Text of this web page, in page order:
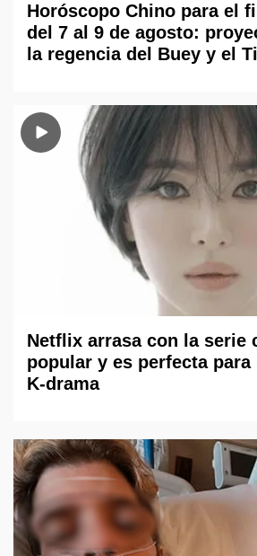
Horóscopo Chino para el
del 7 al 9 de agosto:
la regencia del Buey y el
Netflix arrasa con la serie
popular y es perfecta para
K-drama